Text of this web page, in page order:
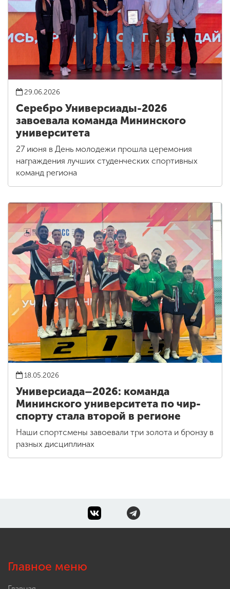
29.06.2026
Серебро Универсиады-2026
завоевала команда Мининского
университета
27 июня в День молодежи прошла церемония
награждения лучших студенческих спортивных
команд региона
18.05.2026
Универсиада–2026: команда
Мининского университета по чир-
спорту стала второй в регионе
Наши спортсмены завоевали три золота и бронзу в
разных дисциплинах
Главное меню